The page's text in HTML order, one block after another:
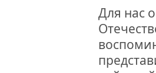
Для нас